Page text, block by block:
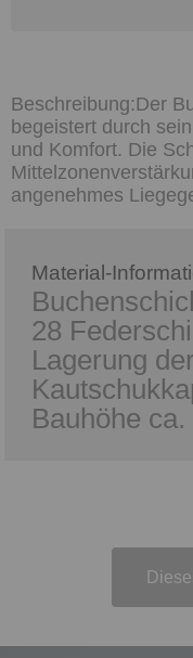
Der
begeistert durch
und Komfort. Die
angenehmes
Material-
28
Lagerung
Bauhöhe ca.